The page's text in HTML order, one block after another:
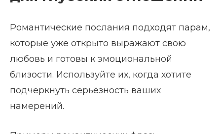
Романтические послания подходят парам,
которые уже открыто выражают свою
любовь и готовы к эмоциональной
близости. Используйте их, когда хотите
подчеркнуть серьёзность ваших
намерений.